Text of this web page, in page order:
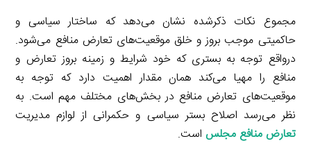
مجموع نکات ذکرشده نشان می‌دهد که ساختار سیاسی و
حاکمیتی موجب بروز و خلق موقعیت‌های تعارض منافع می‌شود.
درواقع توجه به بستری که خود شرایط و زمینه بروز تعارض و
منافع را مهیا می‌کند همان مقدار اهمیت دارد که توجه به
موقعیت‌های تعارض منافع در بخش‌های مختلف مهم است. به
نظر می‌رسد اصلاح بستر سیاسی و حکمرانی از لوازم مدیریت
تعارض منافع مجلس است.